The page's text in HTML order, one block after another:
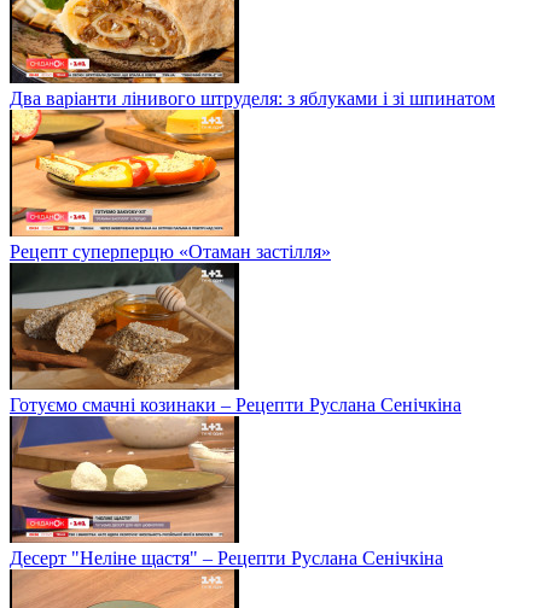
Два варіанти лінивого штруделя: з яблуками і зі шпинатом
Рецепт суперперцю «Отаман застілля»
Готуємо смачні козинаки – Рецепти Руслана Сенічкіна
Десерт "Неліне щастя" – Рецепти Руслана Сенічкіна